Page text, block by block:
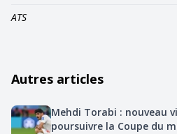
ATS
Autres articles
Mehdi Torabi : nouveau
poursuivre la Coupe du